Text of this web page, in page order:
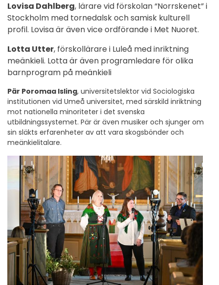
Lovisa Dahlberg, lärare vid förskolan “Norrskenet” i
Stockholm med tornedalsk och samisk kulturell
profil. Lovisa är även vice ordförande i Met Nuoret.
Lotta Utter, förskollärare i Luleå med inriktning
meänkieli. Lotta är även programledare för olika
barnprogram på meänkieli
Pär Poromaa Isling, universitetslektor vid Sociologiska
institutionen vid Umeå universitet, med särskild inriktning
mot nationella minoriteter i det svenska
utbildningssystemet. Pär är även musiker och sjunger om
sin släkts erfarenheter av att vara skogsbönder och
meänkielitalare.